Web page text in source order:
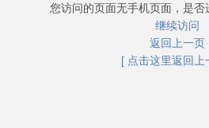
您访问的页面无手机页面，是否
继续访问
返回上一页
[ 点击这里返回上